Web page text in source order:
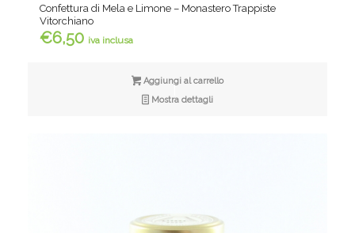
Confettura di Mela e Limone – Monastero Trappiste
Vitorchiano
€6,50 iva inclusa
Aggiungi al carrello
Mostra dettagli